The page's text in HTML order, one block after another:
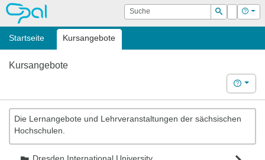
OPAL Suche
Suchen
Login Hilfe
Startseite Kursangebote
Kursangebote
Hilfe
Die Lernangebote und Lehrveranstaltungen der sächsischen
Hochschulen.